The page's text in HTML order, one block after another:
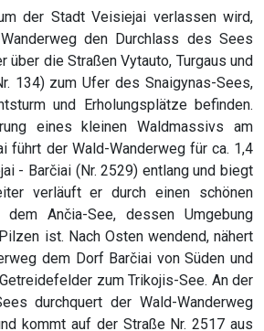
der Stadt Veisiejai verlassen wird,
den Durchlass des Sees
über die Straßen Vytauto, Turgaus und
134) zum Ufer des Snaigynas-Sees,
und Erholungsplätze befinden.
eines kleinen Waldmassivs am
führt der Wald-Wanderweg für ca. 1,4
- Barčiai (Nr. 2529) entlang und biegt
verläuft er durch einen schönen
dem Ančia-See, dessen Umgebung
ist. Nach Osten wendend, nähert
dem Dorf Barčiai von Süden und
zum Trikojis-See. An der
durchquert der Wald-Wanderweg
kommt auf der Straße Nr. 2517 aus